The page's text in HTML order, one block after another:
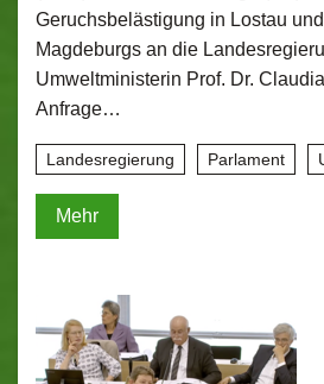
Geruchsbelästigung in Lostau
Magdeburgs an die
Umweltministerin Prof. Dr.
Anfrage…
Landesregierung Parlament
Mehr